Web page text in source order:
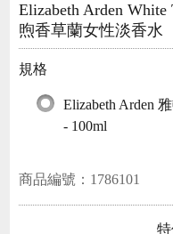
Elizabeth Arden
煦香草蘭女性淡香水
規格
Elizabeth Arden
- 100ml
商品編號： 1786101